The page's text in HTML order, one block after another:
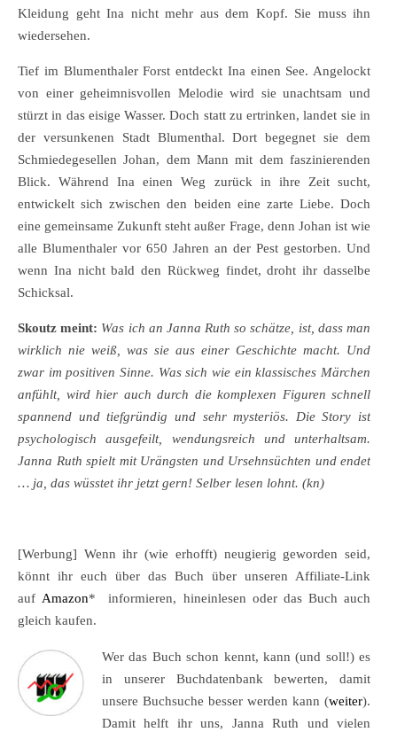
Kleidung geht Ina nicht mehr aus dem Kopf. Sie muss ihn
wiedersehen.
Tief im Blumenthaler Forst entdeckt Ina einen See. Angelockt
von einer geheimnisvollen Melodie wird sie unachtsam und
stürzt in das eisige Wasser. Doch statt zu ertrinken, landet sie in
der versunkenen Stadt Blumenthal. Dort begegnet sie dem
Schmiedegesellen Johan, dem Mann mit dem faszinierenden
Blick. Während Ina einen Weg zurück in ihre Zeit sucht,
entwickelt sich zwischen den beiden eine zarte Liebe. Doch
eine gemeinsame Zukunft steht außer Frage, denn Johan ist wie
alle Blumenthaler vor 650 Jahren an der Pest gestorben. Und
wenn Ina nicht bald den Rückweg findet, droht ihr dasselbe
Schicksal.
Skoutz meint: Was ich an Janna Ruth so schätze, ist, dass man
wirklich nie weiß, was sie aus einer Geschichte macht. Und
zwar im positiven Sinne. Was sich wie ein klassisches Märchen
anfühlt, wird hier auch durch die komplexen Figuren schnell
spannend und tiefgründig und sehr mysteriös. Die Story ist
psychologisch ausgefeilt, wendungsreich und unterhaltsam.
Janna Ruth spielt mit Urängsten und Ursehnsüchten und endet
… ja, das wüsstet ihr jetzt gern! Selber lesen lohnt. (kn)
[Werbung] Wenn ihr (wie erhofft) neugierig geworden seid,
könnt ihr euch über das Buch über unseren Affiliate-Link
aufAmazon* informieren, hineinlesen oder das Buch auch
gleich kaufen.
Wer das Buch schon kennt, kann (und soll!) es
in unserer Buchdatenbank bewerten, damit
unsere Buchsuche besser werden kann (weiter).
Damit helft ihr uns, Janna Ruth und vielen